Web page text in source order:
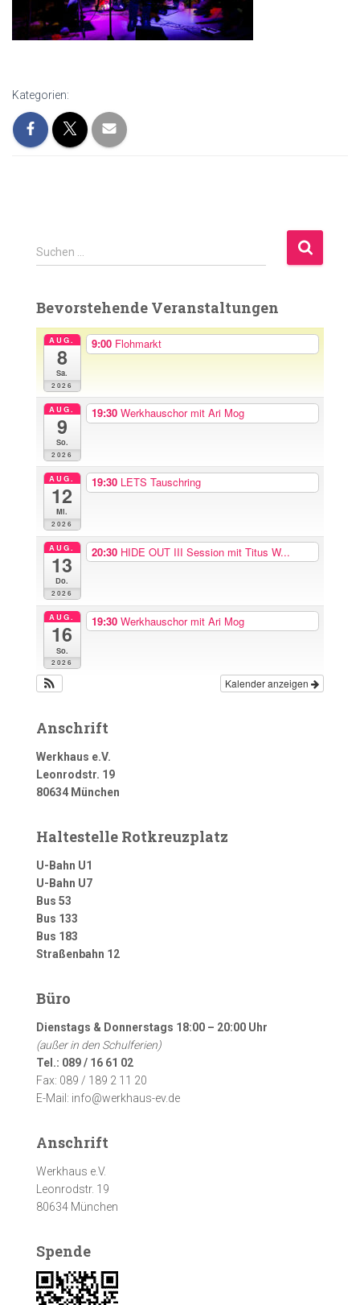
Kategorien:
S
u
e
Suchen …
Bevorstehende Veranstaltungen
AUG.
8
Sa.
2026
9:00 Flohmarkt
AUG.
9
So.
2026
19:30 Werkhauschor mit Ari Mog
AUG.
12
Mi.
2026
19:30 LETS Tauschring
AUG.
13
Do.
2026
20:30 HIDE OUT III Session mit Titus W...
AUG.
16
So.
2026
19:30 Werkhauschor mit Ari Mog
Kalender anzeigen
Anschrift
Werkhaus e.V.
Leonrodstr. 19
80634 München
Haltestelle Rotkreuzplatz
U-Bahn U1
U-Bahn U7
Bus 53
Bus 133
Bus 183
Straßenbahn 12
Büro
Dienstags & Donnerstags 18:00 – 20:00 Uhr
(außer in den Schulferien)
Tel.: 089 / 16 61 02
Fax: 089 / 189 2 11 20
E-Mail: info@werkhaus-ev.de
Anschrift
Werkhaus e.V.
Leonrodstr. 19
80634 München
Spende